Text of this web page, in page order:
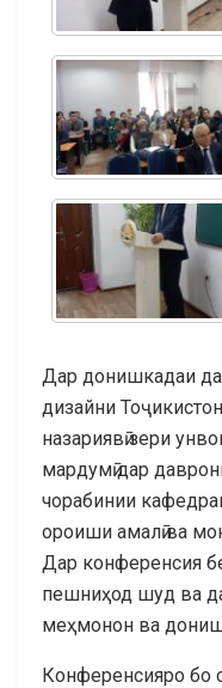
Дар донишкадаи
дизайни
назариявӣ зери
мардумӣ дар
чорабинии
ороиши амалӣ ва
Дар конференсия
пешниҳод шуд ва
меҳмонон ва
Конференсияро бо